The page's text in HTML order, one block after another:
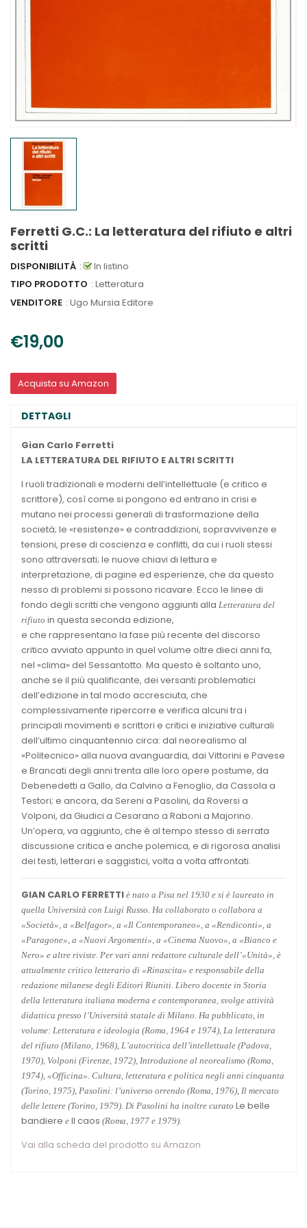
Ferretti G.C.: La letteratura del rifiuto e altri
scritti
DISPONIBILITÀ :
In listino
TIPO PRODOTTO : Letteratura
VENDITORE : Ugo Mursia Editore
€19,00
Acquista su Amazon
DETTAGLI
Gian Carlo Ferretti
LA LETTERATURA DEL RIFIUTO E ALTRI SCRITTI
I ruoli tradizionali e moderni dell’intellettuale (e critico e
scrittore), così come si pongono ed entrano in crisi e
mutano nei processi generali di trasformazione della
società; le «resistenze» e contraddizioni, sopravvivenze e
tensioni, prese di coscienza e conflitti, da cui i ruoli stessi
sono attraversati; le nuove chiavi di lettura e
interpretazione, di pagine ed esperienze, che da questo
nesso di problemi si possono ricavare. Ecco le linee di
fondo degli scritti che vengono aggiunti alla Letteratura del
rifiuto in questa seconda edizione,
e che rappresentano la fase più recente del discorso
critico avviato appunto in quel volume oltre dieci anni fa,
nel «clima» del Sessantotto. Ma questo è soltanto uno,
anche se il più qualificante, dei versanti problematici
dell’edizione in tal modo accresciuta, che
complessivamente ripercorre e verifica alcuni tra i
principali movimenti e scrittori e critici e iniziative culturali
dell’ultimo cinquantennio circa: dal neorealismo al
«Politecnico» alla nuova avanguardia, dai Vittorini e Pavese
e Brancati degli anni trenta alle loro opere postume, da
Debenedetti a Gallo, da Calvino a Fenoglio, da Cassola a
Testori; e ancora, da Sereni a Pasolini, da Roversi a
Volponi, da Giudici a Cesarano a Raboni a Majorino.
Un’opera, va aggiunto, che è al tempo stesso di serrata
discussione critica e anche polemica, e di rigorosa analisi
dei testi, letterari e saggistici, volta a volta affrontati.
GIAN CARLO FERRETTI è nato a Pisa nel 1930 e si è laureato in
quella Università con Luigi Russo. Ha collaborato o collabora a
«Società», a «Belfagor», a «Il Contemporaneo», a «Rendiconti», a
«Paragone», a «Nuovi Argomenti», a «Cinema Nuovo», a «Bianco e
Nero» e altre riviste. Per vari anni redattore culturale dell’«Unità», è
attualmente critico letterario di «Rinascita» e responsabile della
redazione milanese degli Editori Riuniti. Libero docente in Storia
della letteratura italiana moderna e contemporanea, svolge attività
didattica presso l’Università statale di Milano. Ha pubblicato, in
volume: Letteratura e ideologia (Roma, 1964 e 1974), La letteratura
del rifiuto (Milano, 1968), L’autocritica dell’intellettuale (Padova,
1970), Volponi (Firenze, 1972), Introduzione al neorealismo (Roma,
1974), «Officina». Cultura, letteratura e politica negli anni cinquanta
(Torino, 1975), Pasolini: l’universo orrendo (Roma, 1976), Il mercato
delle lettere (Torino, 1979). Di Pasolini ha inoltre curato Le belle
bandiere e Il caos (Roma, 1977 e 1979).
Vai alla scheda del prodotto su Amazon